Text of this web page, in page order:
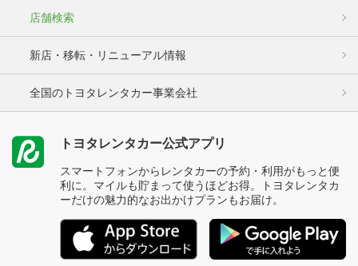
店舗検索
新店・移転・リニューアル情報
全国のトヨタレンタカー事業会社
トヨタレンタカー公式アプリ
スマートフォンからレンタカーの予約・利用がもっと便
利に。マイルも貯まって使うほどお得。トヨタレンタカ
ーだけの魅力的なお出かけプランもお届け。